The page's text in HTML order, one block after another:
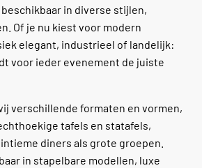
in diverse stijlen,
Of je nu kiest voor modern
elegant, industrieel of landelijk:
voor ieder evenement de juiste
verschillende formaten en vormen,
tafels en statafels,
diners als grote groepen.
in stapelbare modellen, luxe